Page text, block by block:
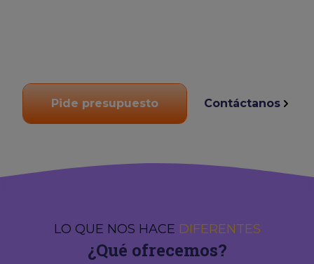
Pide presupuesto Contáctanos
LO QUE NOS HACE DIFERENTES
¿Qué ofrecemos?